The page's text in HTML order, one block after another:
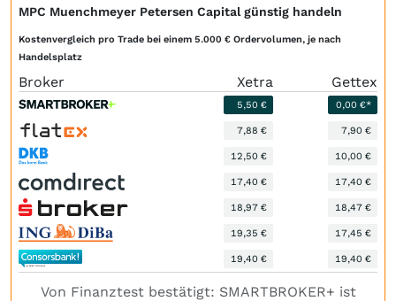
MPC Muenchmeyer Petersen Capital günstig handeln
Kostenvergleich pro Trade bei einem 5.000 € Ordervolumen, je nach
Handelsplatz
Broker Xetra Gettex
5,50 € 0,00 €*
7,88 € 7,90 €
12,50 € 10,00 €
17,40 € 17,40 €
18,97 € 18,47 €
19,35 € 17,45 €
19,40 € 19,40 €
Von Finanztest bestätigt: SMARTBROKER+ ist